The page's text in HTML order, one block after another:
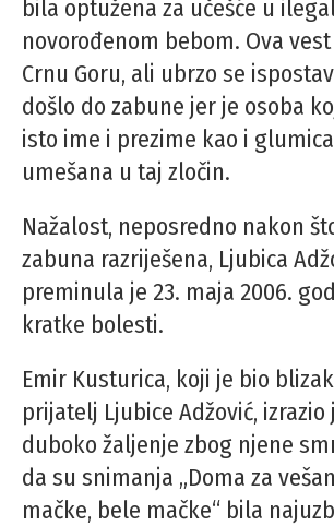
bila optužena za učešće u
novorođenom bebom. Ova
Crnu Goru, ali ubrzo se
došlo do zabune jer je osoba
isto ime i prezime kao i
umešana u taj zločin.
Nažalost, neposredno nakon
zabuna razriješena, Ljubica
preminula je 23. maja 2006.
kratke bolesti.
Emir Kusturica, koji je bio
prijatelj Ljubice Adžović, izrazio
duboko žaljenje zbog njene
da su snimanja „Doma za
mačke, bele mačke“ bila